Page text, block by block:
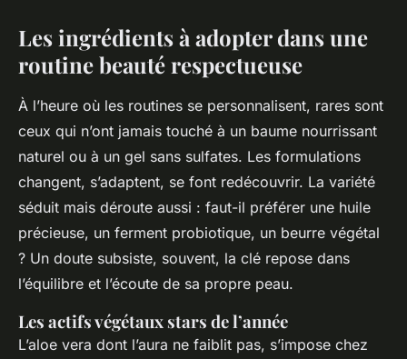
Les ingrédients à adopter dans une
routine beauté respectueuse
À l’heure où les routines se personnalisent, rares sont
ceux qui n’ont jamais touché à un baume nourrissant
naturel ou à un gel sans sulfates. Les formulations
changent, s’adaptent, se font redécouvrir. La variété
séduit mais déroute aussi : faut-il préférer une huile
précieuse, un ferment probiotique, un beurre végétal
? Un doute subsiste, souvent, la clé repose dans
l’équilibre et l’écoute de sa propre peau.
Les actifs végétaux stars de l’année
L’aloe vera dont l’aura ne faiblit pas, s’impose chez